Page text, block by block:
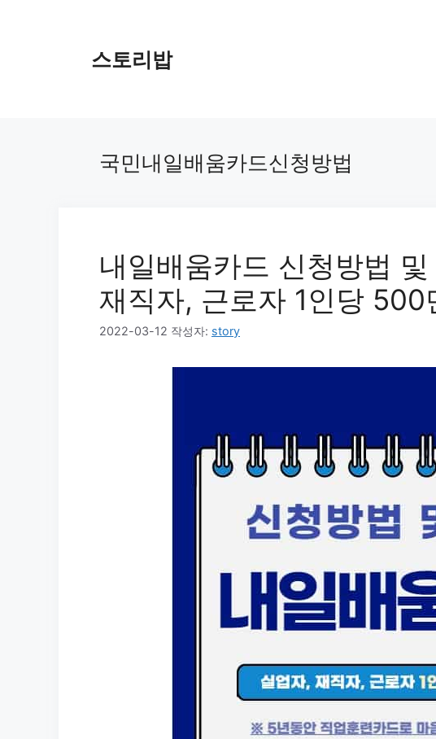
스토리밥
국민내일배움카드신청방법
내일배움카드 신청방법
재직자, 근로자 1인당 500
2022-03-12 작성자: story